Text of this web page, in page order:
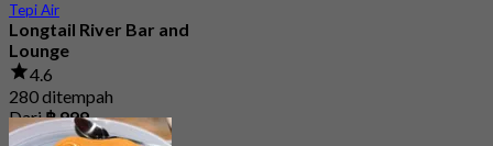
Tepi Air
Longtail River Bar and
Lounge
4.6
280 ditempah
Dari฿ 999